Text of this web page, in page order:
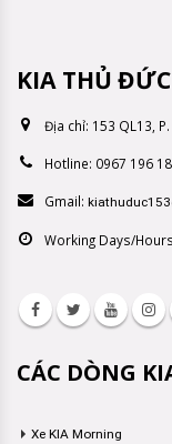
KIA THỦ ĐỨC
Địa chỉ: 153 QL13,
Hotline: 0967 196
Gmail:
Working Days/
CÁC DÒNG
Xe KIA Morning